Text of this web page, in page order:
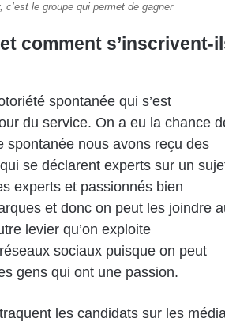
le groupe qui permet de gagner
comment s’inscrivent-
spontanée qui s’est
du service. On a eu la chance
spontanée nous avons reçu des
se déclarent experts sur un
experts et passionnés bien
et donc on peut les joindre
levier qu’on exploite
sociaux puisque on peut
gens qui ont une passion.
les candidats sur les